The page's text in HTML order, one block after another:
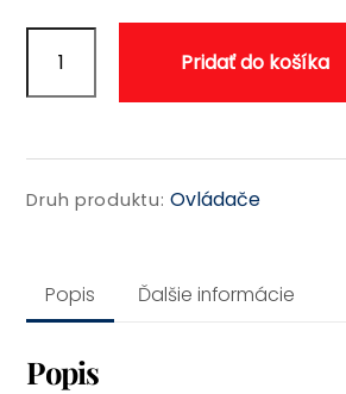
Tunable
white
reciever
io
Pridať do košíka
Druh produktu:Ovládače
Popis Ďalšie informácie
Popis